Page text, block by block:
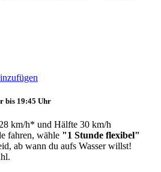
bis 19:45 Uhr
km/h* und Hälfte 30 km/h
fahren, wähle "1 Stunde flexibel"
ab wann du aufs Wasser willst!